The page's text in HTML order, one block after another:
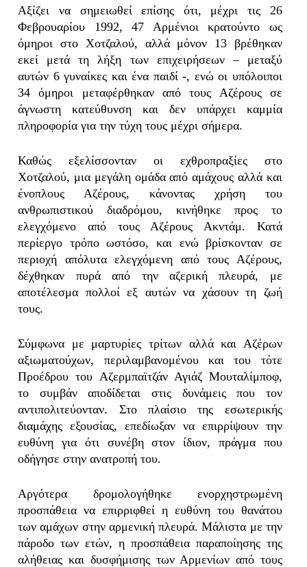
Αξίζει να σημειωθεί επίσης ότι, μέχρι τις 26
Φεβρουαρίου 1992, 47 Αρμένιοι κρατούντο ως
όμηροι στο Χοτζαλού, αλλά μόνον 13 βρέθηκαν
εκεί μετά τη λήξη των επιχειρήσεων – μεταξύ
αυτών 6 γυναίκες και ένα παιδί -, ενώ οι υπόλοιποι
34 όμηροι μεταφέρθηκαν από τους Αζέρους σε
άγνωστη κατεύθυνση και δεν υπάρχει καμμία
πληροφορία για την τύχη τους μέχρι σήμερα.
Καθώς εξελίσσονταν οι εχθροπραξίες στο
Χοτζαλού, μια μεγάλη ομάδα από αμάχους αλλά και
ένοπλους Αζέρους, κάνοντας χρήση του
ανθρωπιστικού διαδρόμου, κινήθηκε προς το
ελεγχόμενο από τους Αζέρους Ακντάμ. Κατά
περίεργο τρόπο ωστόσο, και ενώ βρίσκονταν σε
περιοχή απόλυτα ελεγχόμενη από τους Αζέρους,
δέχθηκαν πυρά από την αζερική πλευρά, με
αποτέλεσμα πολλοί εξ αυτών να χάσουν τη ζωή
τους.
Σύμφωνα με μαρτυρίες τρίτων αλλά και Αζέρων
αξιωματούχων, περιλαμβανομένου και του τότε
Προέδρου του Αζερμπαϊτζάν Αγιάζ Μουταλίμποφ,
το συμβάν αποδίδεται στις δυνάμεις που τον
αντιπολιτεύονταν. Στο πλαίσιο της εσωτερικής
διαμάχης εξουσίας, επεδίωξαν να επιρρίψουν την
ευθύνη για ότι συνέβη στον ίδιον, πράγμα που
οδήγησε στην ανατροπή του.
Αργότερα δρομολογήθηκε ενορχηστρωμένη
προσπάθεια να επιρριφθεί η ευθύνη του θανάτου
των αμάχων στην αρμενική πλευρά. Μάλιστα με την
πάροδο των ετών, η προσπάθεια παραποίησης της
αλήθειας και δυσφήμισης των Αρμενίων από τους